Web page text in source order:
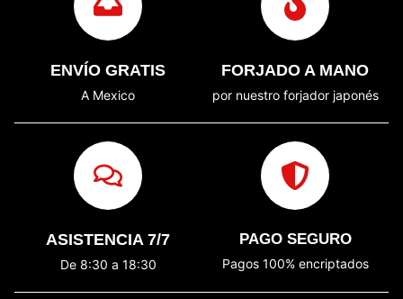
ENVÍO GRATIS
A Mexico
FORJADO A MANO
por nuestro forjador japonés
ASISTENCIA 7/7
De 8:30 a 18:30
PAGO SEGURO
Pagos 100% encriptados